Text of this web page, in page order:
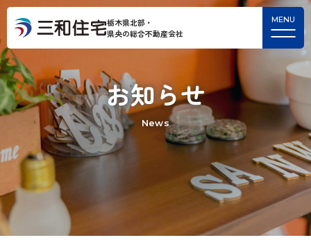
栃木県北部・
県央の総合不動産会社
お知らせ
News